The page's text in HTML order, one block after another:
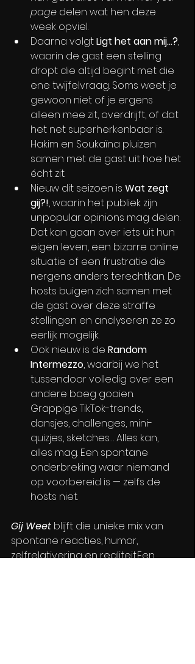
page delen wat hen deze
week opviel.
Daarna volgt Ligt het aan mij…?,
waarin de gast een stelling
dropt die altijd begint met die
ene twijfelvraag. Soms weet je
gewoon niet of je ergens
alleen mee zit, overdrijft, of dat
het net superherkenbaar is.
Hakim en Soukaïna pluizen
samen met de gast uit hoe het
écht zit.
Nieuw dit seizoen is Wat zegt
gij?!, waarin het publiek zijn
unpopular opinions mag delen.
Dat kan gaan over iets uit hun
eigen leven, een bizarre online
situatie of een frustratie die
nergens anders terechtkan. De
hosts buigen zich samen met
de gast over deze straffe
stellingen en analyseren ze zo
eerlijk mogelijk.
Ook nieuw is de Random
Intermezzo, waarbij we het
tussendoor volledig over een
andere boeg gooien.
Grappige TikTok-trends,
dansjes, challenges, mini-
quizjes, sketches… Alles kan,
alles mag. Een spontane
onderbreking waar niemand
op voorbereid is — zelfs de
hosts niet.
Gij Weet blijft die unieke mix van
spontane reacties, humor,
zelfrelativering en realiteit.​Een